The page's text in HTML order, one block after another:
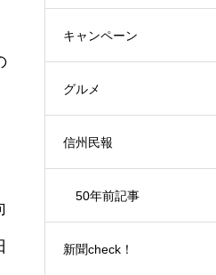
キャンペーン
グルメ
信州民報
50年前記事
新聞check！